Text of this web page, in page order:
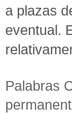
a plazas
eventual.
Palabras